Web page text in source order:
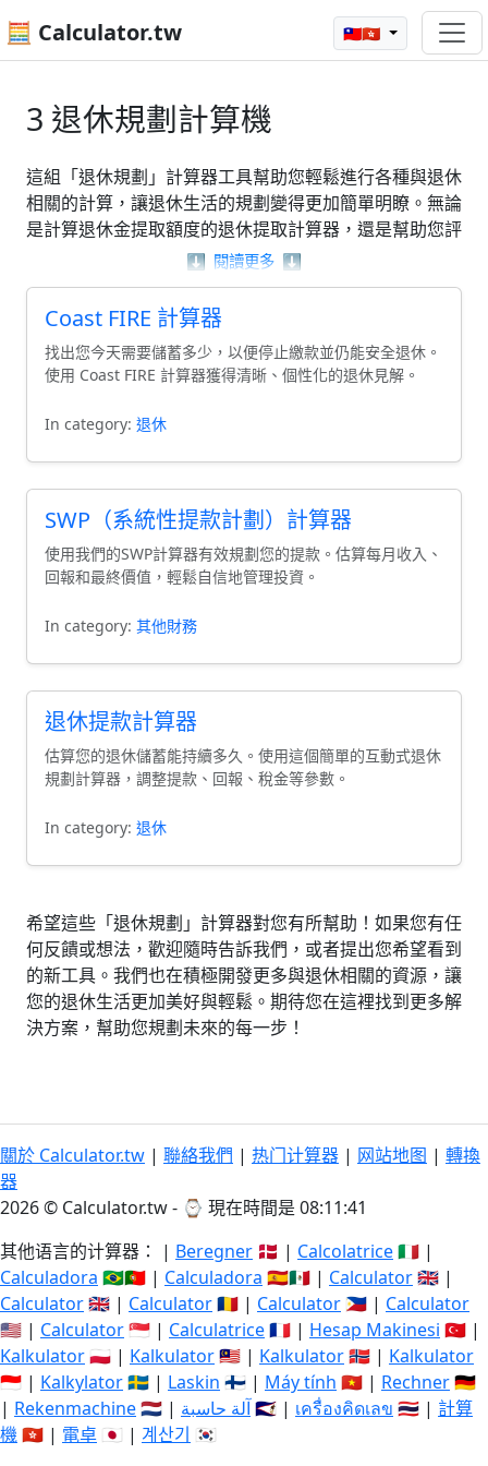
🧮 Calculator.tw 🇹🇼🇭🇰
3 退休規劃計算機
這組「退休規劃」計算器工具幫助您輕鬆進行各種與退休
相關的計算，讓退休生活的規劃變得更加簡單明瞭。無論
是計算退休金提取額度的退休提取計算器，還是幫助您評
估在特定時間達成財務獨立的海岸FIRE計算器，這些工具
都能為您提供實用的數據支持。透過這些計算器，您能更
清楚地了解自己的財務狀況，制定出符合需求的退休計
劃，讓未來的生活更有保障。
⬇️ 閱讀更多 ⬇️
Coast FIRE 計算器
找出您今天需要儲蓄多少，以便停止繳款並仍能安全退休。
使用 Coast FIRE 計算器獲得清晰、個性化的退休見解。
In category: 退休
SWP（系統性提款計劃）計算器
使用我們的SWP計算器有效規劃您的提款。估算每月收入、
回報和最終價值，輕鬆自信地管理投資。
In category: 其他財務
退休提款計算器
估算您的退休儲蓄能持續多久。使用這個簡單的互動式退休
規劃計算器，調整提款、回報、稅金等參數。
In category: 退休
希望這些「退休規劃」計算器對您有所幫助！如果您有任
何反饋或想法，歡迎隨時告訴我們，或者提出您希望看到
的新工具。我們也在積極開發更多與退休相關的資源，讓
您的退休生活更加美好與輕鬆。期待您在這裡找到更多解
決方案，幫助您規劃未來的每一步！
關於 Calculator.tw | 聯絡我們 | 热门计算器 | 网站地图 | 轉換
器
2026 © Calculator.tw - ⌚ 現在時間是 08:11:41
其他语言的计算器： | Beregner 🇩🇰 | Calcolatrice🇮🇹 |
Calculadora 🇧🇷🇵🇹 | Calculadora 🇪🇸🇲🇽 | Calculator🇬🇧 |
Calculator🇬🇧 | Calculator🇷🇴 | Calculator 🇵🇭 | Calculator
🇺🇸 | Calculator🇸🇬 | Calculatrice🇫🇷 | Hesap Makinesi 🇹🇷 |
Kalkulator🇵🇱 | Kalkulator🇲🇾 | Kalkulator🇳🇴 | Kalkulator
🇮🇩 | Kalkylator🇸🇪 | Laskin 🇫🇮 | Máy tính 🇻🇳 | Rechner🇩🇪
| Rekenmachine🇳🇱 | آلة حاسبة🇸🇦 | เครื่องคิดเลข 🇹🇭 | 計算
機🇭🇰 | 電卓 🇯🇵 | 계산기 🇰🇷